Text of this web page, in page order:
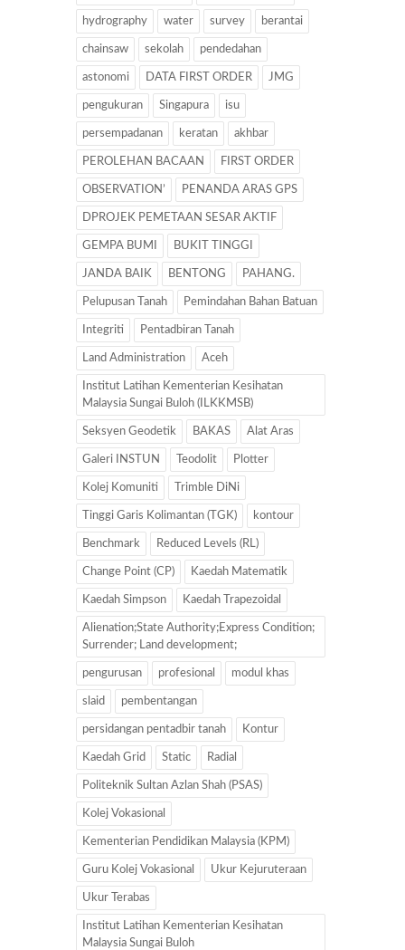
hydrography water survey berantai
chainsaw sekolah pendedahan
astonomi DATA FIRST ORDER JMG
pengukuran Singapura isu
persempadanan keratan akhbar
PEROLEHAN BACAAN FIRST ORDER
OBSERVATION’ PENANDA ARAS GPS
DPROJEK PEMETAAN SESAR AKTIF
GEMPA BUMI BUKIT TINGGI
JANDA BAIK BENTONG PAHANG.
Pelupusan Tanah Pemindahan Bahan Batuan
Integriti Pentadbiran Tanah
Land Administration Aceh
Institut Latihan Kementerian Kesihatan
Malaysia Sungai Buloh (ILKKMSB)
Seksyen Geodetik BAKAS Alat Aras
Galeri INSTUN Teodolit Plotter
Kolej Komuniti Trimble DiNi
Tinggi Garis Kolimantan (TGK) kontour
Benchmark Reduced Levels (RL)
Change Point (CP) Kaedah Matematik
Kaedah Simpson Kaedah Trapezoidal
Alienation;State Authority;Express Condition;
Surrender; Land development;
pengurusan profesional modul khas
slaid pembentangan
persidangan pentadbir tanah Kontur
Kaedah Grid Static Radial
Politeknik Sultan Azlan Shah (PSAS)
Kolej Vokasional
Kementerian Pendidikan Malaysia (KPM)
Guru Kolej Vokasional Ukur Kejuruteraan
Ukur Terabas
Institut Latihan Kementerian Kesihatan
Malaysia Sungai Buloh